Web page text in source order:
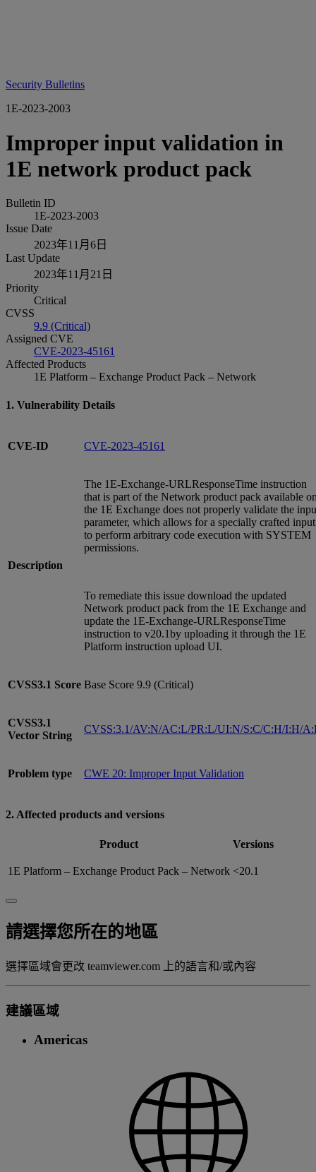
Security Bulletins
1E-2023-2003
Improper input validation in
1E network product pack
Bulletin ID
1E-2023-2003
Issue Date
2023年11月6日
Last Update
2023年11月21日
Priority
Critical
CVSS
9.9 (Critical)
Assigned CVE
CVE-2023-45161
Affected Products
1E Platform – Exchange Product Pack – Network
1. Vulnerability Details
CVE-ID CVE-2023-45161
Description
The 1E-Exchange-URLResponseTime instruction
that is part of the Network product pack available
the 1E Exchange does not properly validate the
parameter, which allows for a specially crafted input
to perform arbitrary code execution with SYSTEM
permissions.
To remediate this issue download the updated
Network product pack from the 1E Exchange and
update the 1E-Exchange-URLResponseTime
instruction to v20.1by uploading it through the 1E
Platform instruction upload UI.
CVSS3.1 Score Base Score 9.9 (Critical)
CVSS3.1
Vector String
CVSS:3.1/AV:N/AC:L/PR:L/UI:N/S:C/C:H/I:H/
Problem type CWE 20: Improper Input Validation
2. Affected products and versions
Product Versions
1E Platform – Exchange Product Pack – Network <20.1
請選擇您所在的地區
選擇區域會更改 teamviewer.com 上的語言和/或內容
建議區域
Americas